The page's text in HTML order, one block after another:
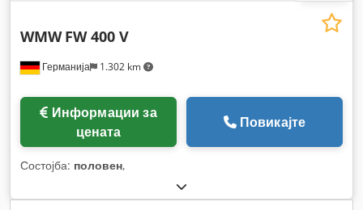
Германија 1.302 km
WMW FW 400 V
цената
Повикајте
Состојба: половен,